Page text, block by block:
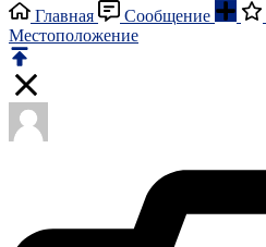
Главная
Сообщение
Местоположение